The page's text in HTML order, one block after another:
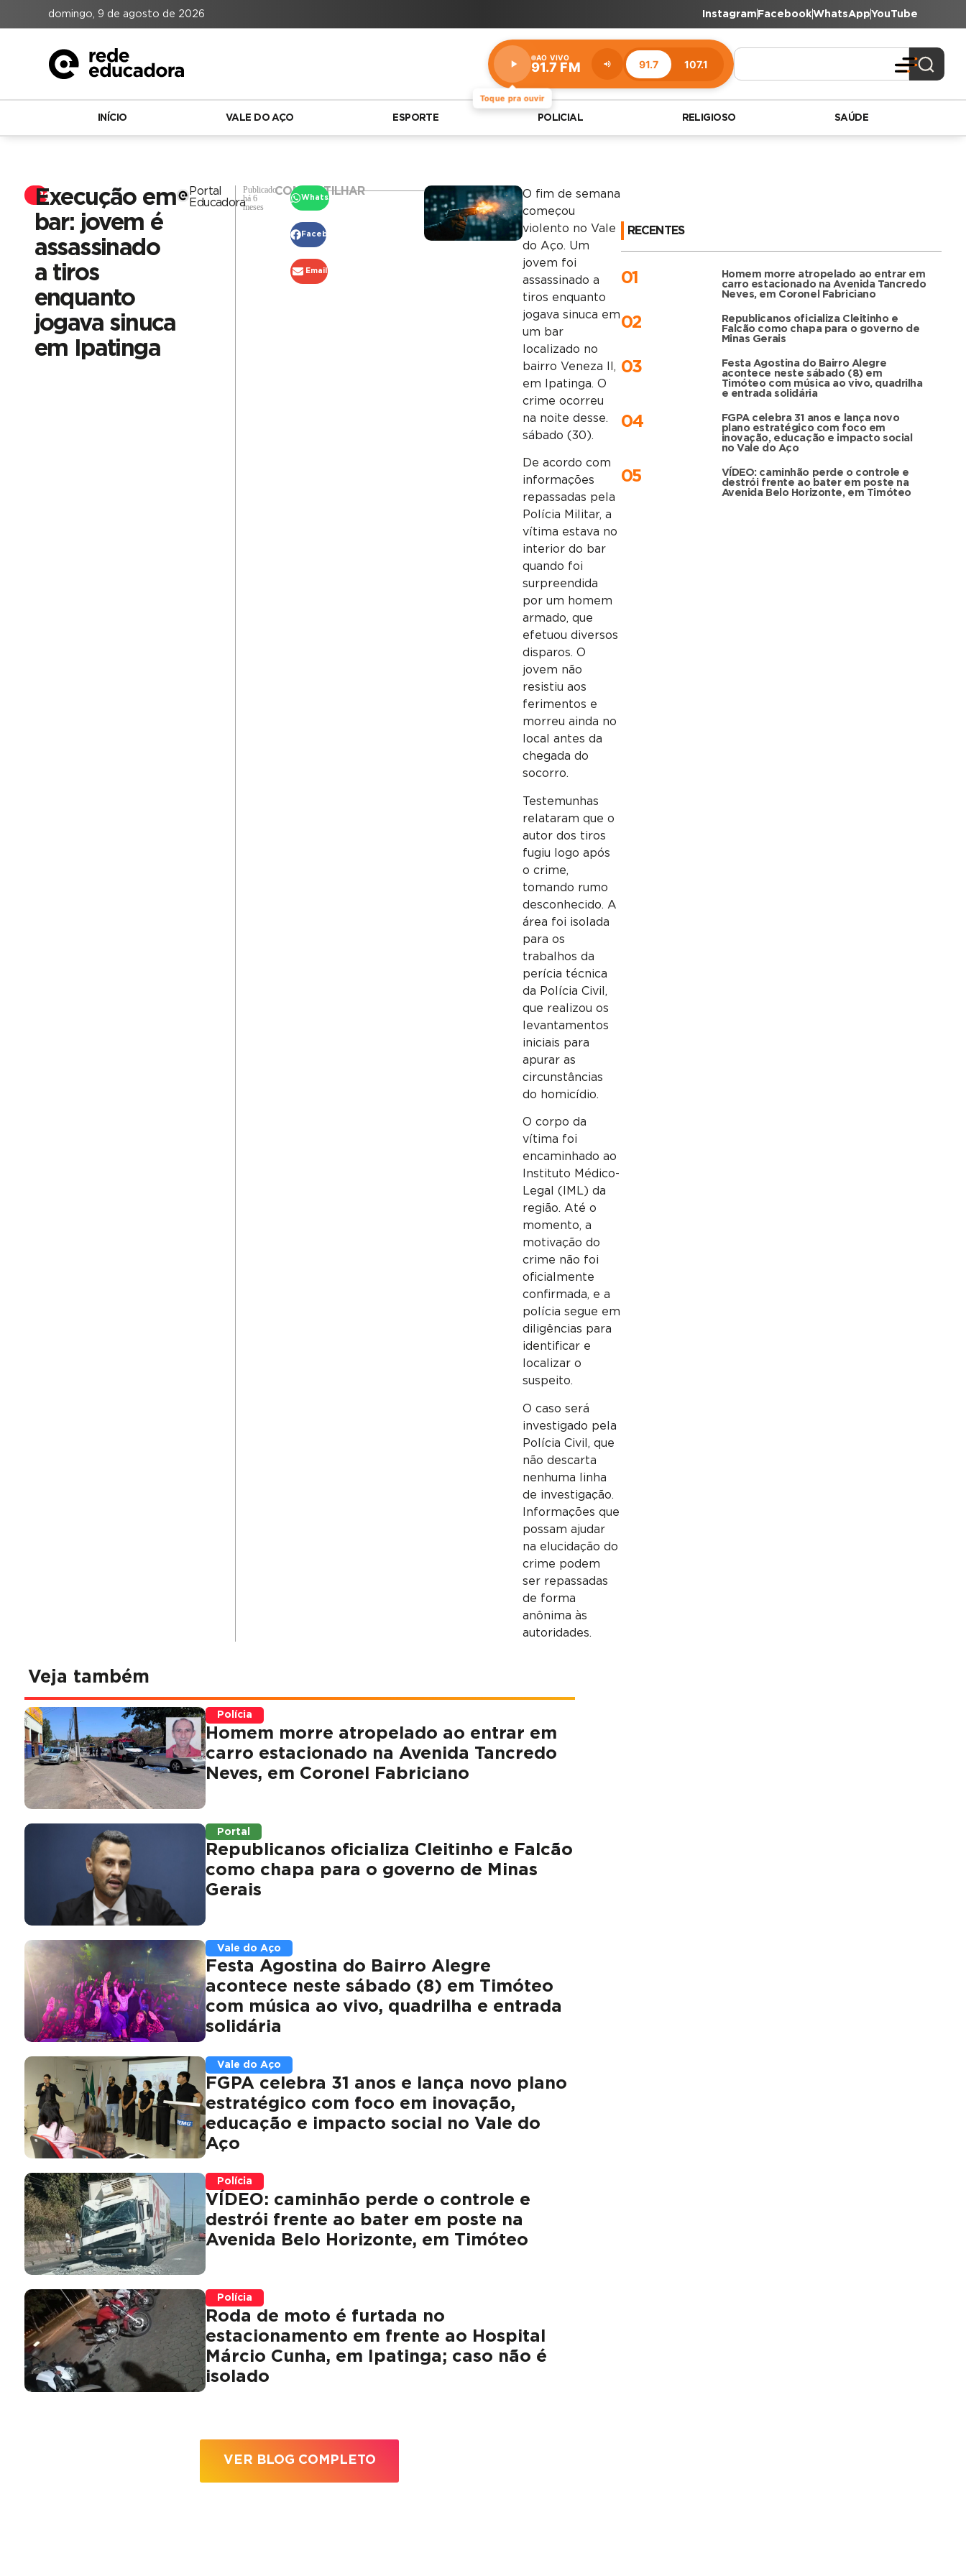
domingo, 9 de agosto de 2026 Instagram FacebookWhatsAppYouTube
Toque pra ouvir
AO VIVO
91.7 FM 91.7 107.1
Estação:
91.7
FM
INÍCIO VALE DO AÇO ESPORTE POLICIAL RELIGIOSO SAÚDE
Polícia
Execução em
bar: jovem é
assassinado
a tiros
enquanto
jogava sinuca
em Ipatinga
Portal
Educadora
Publicado
há 6
meses
COMPARTILHAR
WhatsApp
Facebook
Email
O fim de semana
começou
violento no Vale
do Aço. Um
jovem foi
assassinado a
tiros enquanto
jogava sinuca em
um bar
localizado no
bairro Veneza II,
em Ipatinga. O
crime ocorreu
na noite desse.
sábado (30).
De acordo com
informações
repassadas pela
Polícia Militar, a
vítima estava no
interior do bar
quando foi
surpreendida
por um homem
armado, que
efetuou diversos
disparos. O
jovem não
resistiu aos
ferimentos e
morreu ainda no
local antes da
chegada do
socorro.
Testemunhas
relataram que o
autor dos tiros
fugiu logo após
o crime,
tomando rumo
desconhecido. A
área foi isolada
para os
trabalhos da
perícia técnica
da Polícia Civil,
que realizou os
levantamentos
iniciais para
apurar as
circunstâncias
do homicídio.
O corpo da
vítima foi
encaminhado ao
Instituto Médico-
Legal (IML) da
região. Até o
momento, a
motivação do
crime não foi
oficialmente
confirmada, e a
polícia segue em
diligências para
identificar e
localizar o
suspeito.
O caso será
investigado pela
Polícia Civil, que
não descarta
nenhuma linha
de investigação.
Informações que
possam ajudar
na elucidação do
crime podem
ser repassadas
de forma
anônima às
autoridades.
RECENTES
01
Homem morre atropelado ao entrar em
carro estacionado na Avenida Tancredo
Neves, em Coronel Fabriciano
02
Republicanos oficializa Cleitinho e
Falcão como chapa para o governo de
Minas Gerais
03
Festa Agostina do Bairro Alegre
acontece neste sábado (8) em
Timóteo com música ao vivo, quadrilha
e entrada solidária
04
FGPA celebra 31 anos e lança novo
plano estratégico com foco em
inovação, educação e impacto social
no Vale do Aço
05
VÍDEO: caminhão perde o controle e
destrói frente ao bater em poste na
Avenida Belo Horizonte, em Timóteo
Veja também
Polícia
Homem morre atropelado ao entrar em
carro estacionado na Avenida Tancredo
Neves, em Coronel Fabriciano
Portal
Republicanos oficializa Cleitinho e Falcão
como chapa para o governo de Minas
Gerais
Vale do Aço
Festa Agostina do Bairro Alegre
acontece neste sábado (8) em Timóteo
com música ao vivo, quadrilha e entrada
solidária
Vale do Aço
FGPA celebra 31 anos e lança novo plano
estratégico com foco em inovação,
educação e impacto social no Vale do
Aço
Polícia
VÍDEO: caminhão perde o controle e
destrói frente ao bater em poste na
Avenida Belo Horizonte, em Timóteo
Polícia
Roda de moto é furtada no
estacionamento em frente ao Hospital
Márcio Cunha, em Ipatinga; caso não é
isolado
VER BLOG COMPLETO